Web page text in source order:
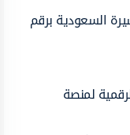
السعودية برقم
لمنصة